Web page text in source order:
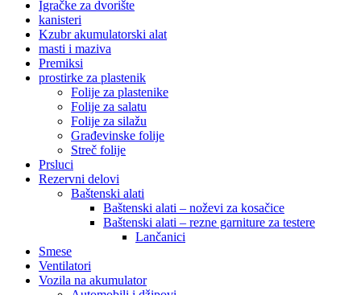
Igračke za dvorište
kanisteri
Kzubr akumulatorski alat
masti i maziva
Premiksi
prostirke za plastenik
Folije za plastenike
Folije za salatu
Folije za silažu
Građevinske folije
Streč folije
Prsluci
Rezervni delovi
Baštenski alati
Baštenski alati – noževi za kosačice
Baštenski alati – rezne garniture za testere
Lančanici
Smese
Ventilatori
Vozila na akumulator